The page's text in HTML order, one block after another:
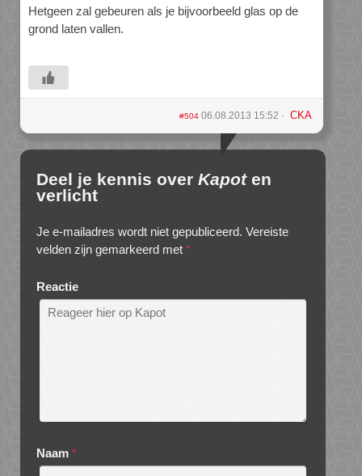
Hetgeen zal gebeuren als je bijvoorbeeld glas op de
grond laten vallen.
#50406.08.2013 15:52 CKA
Deel je kennis over Kapoten
verlicht
Je e-mailadres wordt niet gepubliceerd. Vereiste
velden zijn gemarkeerd met *
Reactie
Naam *